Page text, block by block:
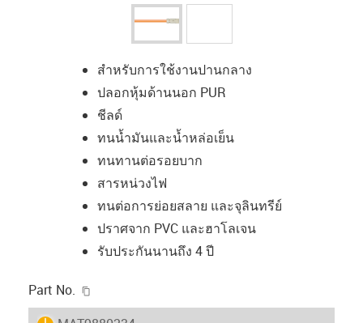
สำหรับการใช้งานปานกลาง
ปลอกหุ้มด้านนอก PUR
ชีลด์
ทนน้ำมันและน้ำหล่อเย็น
ทนทานต่อรอยบาก
สารหน่วงไฟ
ทนต่อการย่อยสลาย และจุลินทรีย์
ปราศจาก PVC และฮาโลเจน
รับประกันนานถึง 4 ปี
Part No.